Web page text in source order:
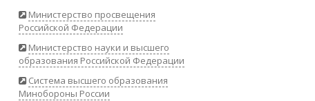
Министерство просвещения
Российской Федерации
Министерство науки и высшего
образования Российской Федерации
Система высшего образования
Минобороны России